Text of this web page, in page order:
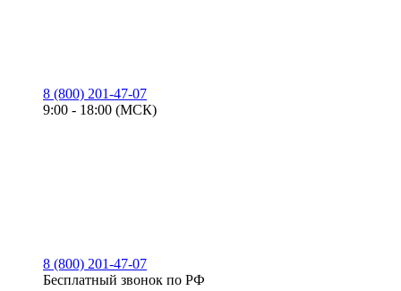
8 (800) 201-47-07
9:00 - 18:00 (МСК)
8 (800) 201-47-07
Бесплатный звонок по РФ